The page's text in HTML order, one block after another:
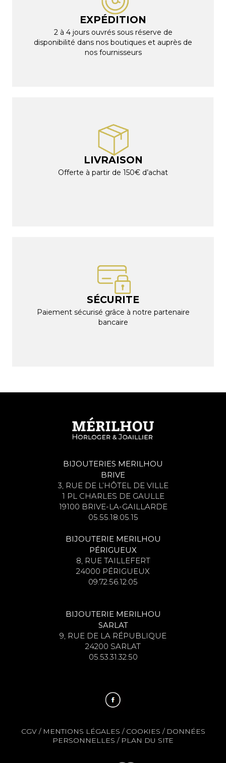
EXPÉDITION
2 à 4 jours ouvrés sous réserve de
disponibilité dans nos boutiques et auprès de
nos fournisseurs
LIVRAISON
Offerte à partir de 150€ d’achat
SÉCURITE
Paiement sécurisé grâce à notre partenaire
bancaire
BIJOUTERIES MERILHOU
BRIVE
3, RUE DE L’HÔTEL DE VILLE
1 PL CHARLES DE GAULLE
19100 BRIVE-LA-GAILLARDE
05.55.18.05.15
BIJOUTERIE MERILHOU
PÉRIGUEUX
8, RUE TAILLEFERT
24000 PÉRIGUEUX
09.72.56.12.05
BIJOUTERIE MERILHOU
SARLAT
9, RUE DE LA RÉPUBLIQUE
24200 SARLAT
05.53.31.32.50
CGV/ MENTIONS LÉGALES / COOKIES / DONNÉES
PERSONNELLES / PLAN DU SITE